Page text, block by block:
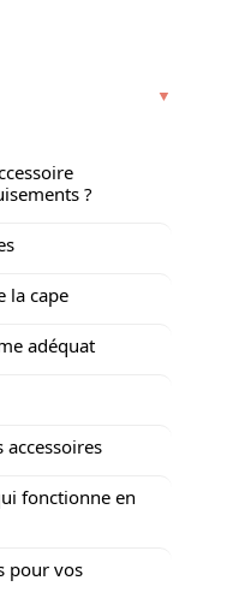
?
la cape
adéquat
fonctionne en
pour vos